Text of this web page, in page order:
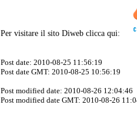
Per visitare il sito Diweb clicca qui:
Post date: 2010-08-25 11:56:19
Post date GMT: 2010-08-25 10:56:19
Post modified date: 2010-08-26 12:04:46
Post modified date GMT: 2010-08-26